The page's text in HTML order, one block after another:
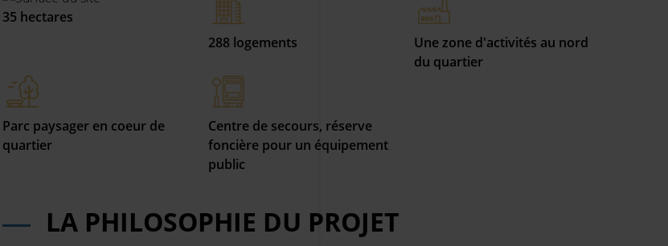
35 hectares
288 logements
Une zone d'activités au nord
du quartier
Parc paysager en coeur de
quartier
Centre de secours, réserve
foncière pour un équipement
public
LA PHILOSOPHIE DU PROJET